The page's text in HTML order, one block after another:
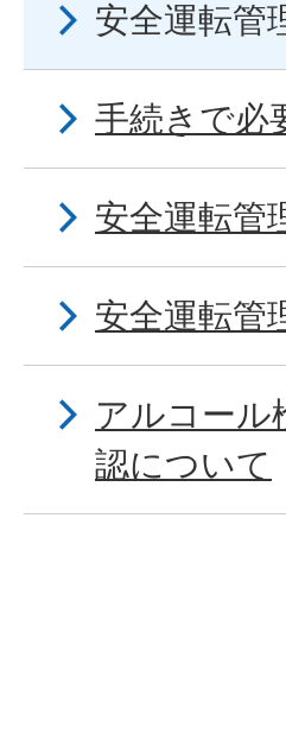
安全運転管
手続きで必
安全運転管
安全運転管
アルコール
認について